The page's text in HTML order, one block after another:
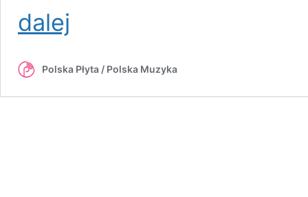
dalej
–
[RECENZJA]
Polska Płyta / Polska Muzyka